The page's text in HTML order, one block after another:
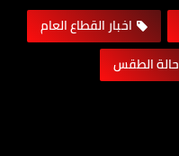
اخبار القطاع العام
حالة الطقس